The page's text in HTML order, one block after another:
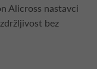
Alicross nastavci
bez